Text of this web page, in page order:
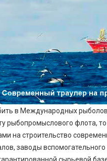
в Международных
рыбопромыслового флота,
на строительство
заводы